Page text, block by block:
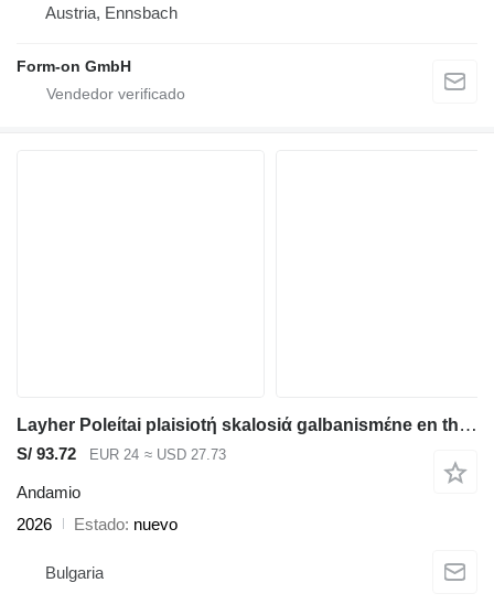
Austria, Ennsbach
Form-on GmbH
Layher Poleίtai plaisiotή skalosiά galbanismέne en therhmώ, plήrhoς symbat
S/ 93.72 EUR 24 ≈ USD 27.73
Andamio
2026
Estado nuevo
Bulgaria